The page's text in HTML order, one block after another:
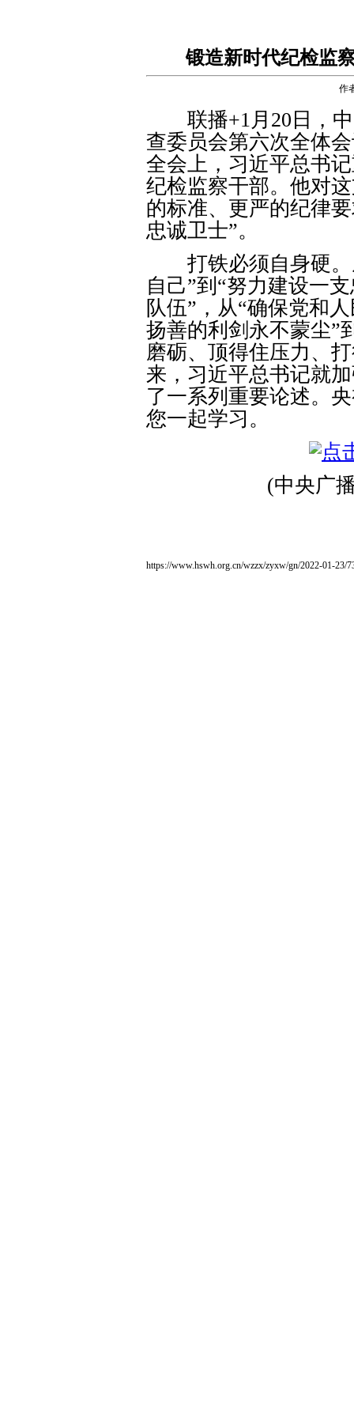
锻造新时代纪检监
作
联播+1月20日，中
查委员会第六次全体
全会上，习近平总书
纪检监察干部。他对
的标准、更严的纪律
忠诚卫士”。
打铁必须自身硬。
自己”到“努力建设一
队伍”，从“确保党和
扬善的利剑永不蒙尘”
磨砺、顶得住压力、
来，习近平总书记就
了一系列重要论述。
您一起学习。
(中央广
https://www.hswh.org.cn/wzzx/zyxw/gn/2022-01-23/